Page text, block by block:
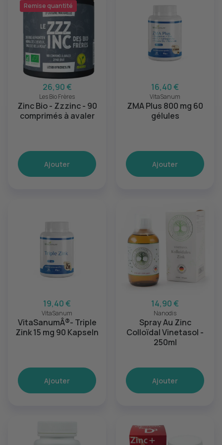
Remise quantité
26,90 €
Les Bio Frères
Zinc Bio - Zzzinc - 90
comprimés à avaler
Ajouter
16,40 €
VitaSanum
ZMA Plus 800 mg 60
gélules
Ajouter
19,40 €
VitaSanum
VitaSanumÂ®- Triple
Zink 15 mg 90 Kapseln
Ajouter
14,90 €
Nanodis
Spray Au Zinc
Colloïdal Vinetasol -
250ml
Ajouter